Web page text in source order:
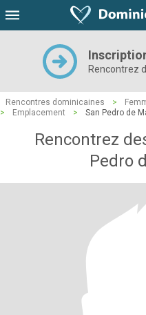
Rencontrez
Rencontres dominicaines >
>
Emplacement > San Pedro de
Rencontrez
Pedro